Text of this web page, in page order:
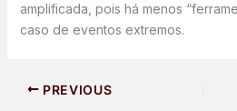
amplificada, pois há menos
caso de eventos extremos.
PREVIOUS